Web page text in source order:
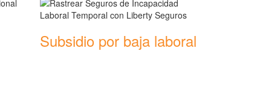
Subsidio por baja laboral